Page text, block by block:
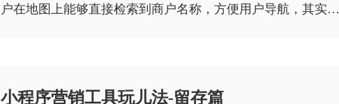
户在地图上能够直接检索到商户名称，方便用户导航，其实添
小程序营销工具玩儿法-留存篇